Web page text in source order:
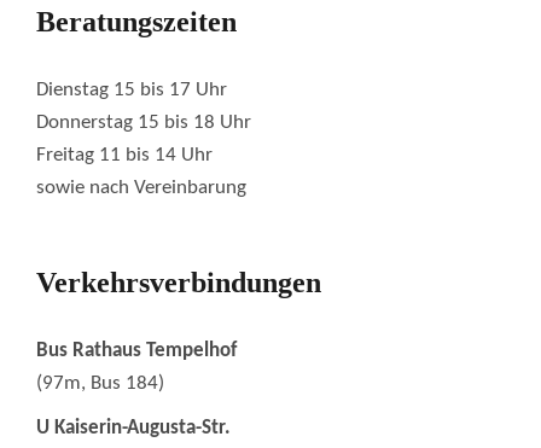
Beratungszeiten
Dienstag 15 bis 17 Uhr
Donnerstag 15 bis 18 Uhr
Freitag 11 bis 14 Uhr
sowie nach Vereinbarung
Verkehrsverbindungen
Bus Rathaus Tempelhof
(97m, Bus 184)
U Kaiserin-Augusta-Str.